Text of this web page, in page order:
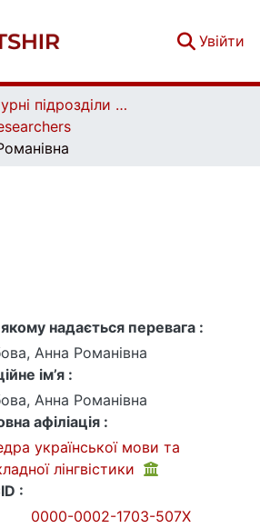
Увійти
Структурні підрозділи Київського національного університету імені Тараса Шевченка та Організації | Faculties, Institutes and Departments of Taras Shevchenko National University of Kyiv and Organizations
якому надається перевага :
Анна Романівна
ім’я :
Анна Романівна
афіліація :
української мови та
лінгвістики
:
0000-0002-1703-507X